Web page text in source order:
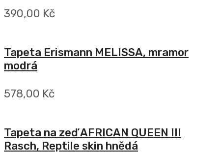
390,00 Kč
Tapeta Erismann MELISSA, mramor
modrá
578,00 Kč
Tapeta na zeď AFRICAN QUEEN III
Rasch, Reptile skin hnědá